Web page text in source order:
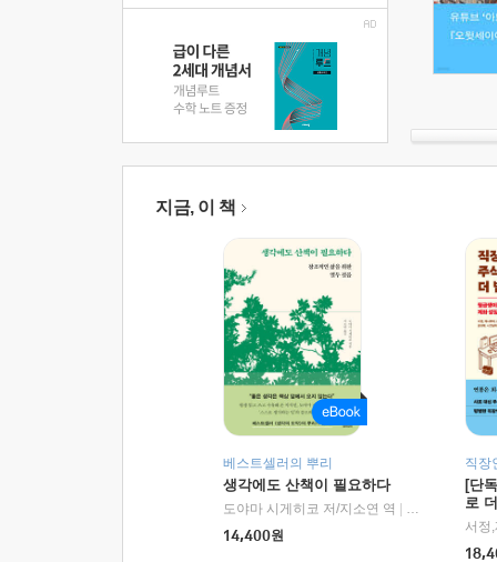
지금, 이 책
베스트셀러의 뿌리
생각에도 산책이 필요하다
도야마 시게히코 저/지소연 역
알에이치코리
14,400원
직장
[단
로